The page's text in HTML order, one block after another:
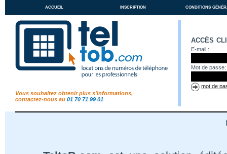
accueil inscription conditions
Vous souhaitez obtenir plus s'informations,
contactez-nous au 01 70 71 99 01
accès
E-mail :
Mot de passe:
mot de